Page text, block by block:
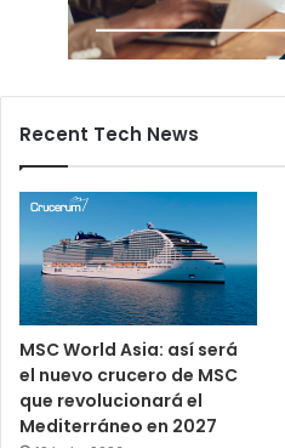
Recent Tech News
MSC World Asia: así será
el nuevo crucero de MSC
que revolucionará el
Mediterráneo en 2027